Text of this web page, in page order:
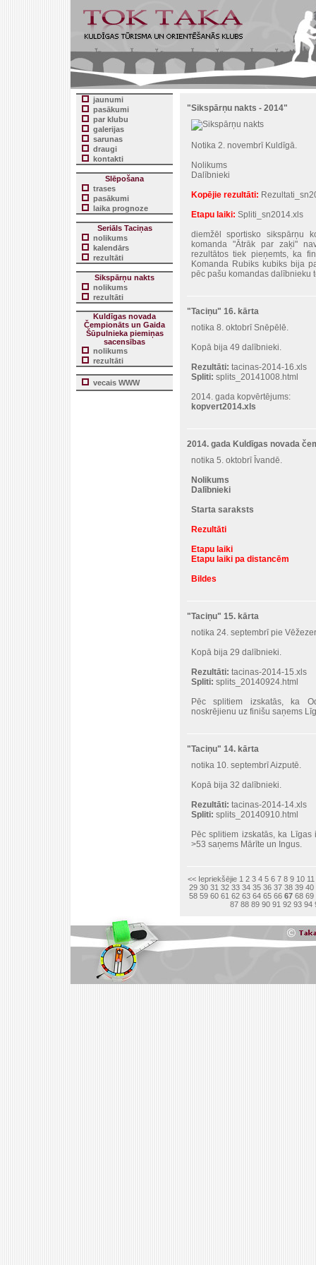
jaunumi
pasākumi
par klubu
galerijas
sarunas
draugi
kontakti
Slēpošana
trases
pasākumi
laika prognoze
Seriāls Taciņas
nolikums
kalendārs
rezultāti
Sikspārņu nakts
nolikums
rezultāti
Kuldīgas novada
Čempionāts un Gaida
Šūpulnieka piemiņas
sacensības
nolikums
rezultāti
vecais WWW
"Sikspārņu nakts - 2014"
Notika 2. novembrī Kuldīgā.
Nolikums
Dalībnieki
Kopējie rezultāti:
Etapu laiki: Spliti_sn2014.xls
diemžēl sportisko sikspārņu
komanda "Ātrāk par zaķi"
rezultātos tiek pieņemts, ka
Komanda Rubiks kubiks bija
pēc pašu komandas dalībnieku
"Taciņu" 16. kārta
notika 8. oktobrī Snēpēlē.
Kopā bija 49 dalībnieki.
Rezultāti: tacinas-2014-16.xls
Spliti: splits_20141008.html
2014. gada kopvērtējums:
kopvert2014.xls
2014. gada Kuldīgas novada
notika 5. oktobrī Īvandē.
Nolikums
Dalībnieki
Starta saraksts
Rezultāti
Etapu laiki
Etapu laiki pa distancēm
Bildes
"Taciņu" 15. kārta
notika 24. septembrī pie
Kopā bija 29 dalībnieki.
Rezultāti: tacinas-2014-15.xls
Spliti: splits_20140924.html
Pēc splitiem izskatās, ka
noskrējienu uz finišu saņems
"Taciņu" 14. kārta
notika 10. septembrī Aizputē.
Kopā bija 32 dalībnieki.
Rezultāti: tacinas-2014-14.xls
Spliti: splits_20140910.html
Pēc splitiem izskatās, ka
>53 saņems Mārīte un Ingus.
<< Iepriekšējie 1 2 3 4 5 6 7 8 9 10 11
29 30 31 32 33 34 35 36 37 38 39 40
58 59 60 61 62 63 64 65 66 67 68 69
87 88 89 90 91 92 93 94